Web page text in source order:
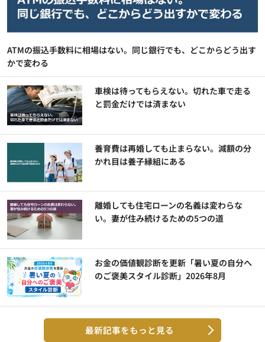
ATMの振込手数料に相場はない。同じ銀行でも、どこからどう出す
かで変わる
車検は待ってもらえない。切れた車で走る
と罰金だけでは済まない
養育費は再婚しても止まらない。減額の分
かれ目は養子縁組にある
離婚しても住宅ローンの名義は変わらな
い。妻が住み続けるための5つの道
お金の価値観診断を更新「暑い夏の自分へ
のご褒美スタイル診断」2026年8月
最新記事をもっと見る